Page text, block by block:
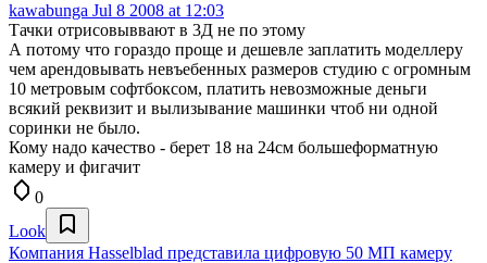
kawabunga Jul 8 2008 at 12:03
Тачки отрисовыввают в 3Д не по этому
А потому что гораздо проще и дешевле заплатить моделлеру
чем арендовывать невъебенных размеров студию с огромным
10 метровым софтбоксом, платить невозможные деньги
всякий реквизит и вылизывание машинки чтоб ни одной
соринки не было.
Кому надо качество - берет 18 на 24см большеформатную
камеру и фигачит
0
Look
Компания Hasselblad представила цифровую 50 МП камеру